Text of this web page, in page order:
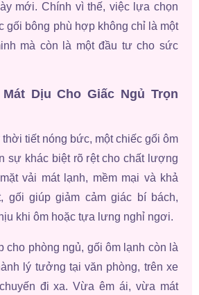
mới. Chính vì thế, việc lựa chọn
gối bông phù hợp không chỉ là một
mà còn là một đầu tư cho sức
Dịu Cho Giấc Ngủ Trọn
tiết nóng bức, một chiếc gối ôm
sự khác biệt rõ rệt cho chất lượng
vải mát lạnh, mềm mại và khả
gối giúp giảm cảm giác bí bách,
khi ôm hoặc tựa lưng nghỉ ngơi.
cho phòng ngủ, gối ôm lạnh còn là
lý tưởng tại văn phòng, trên xe
đi xa. Vừa êm ái, vừa mát